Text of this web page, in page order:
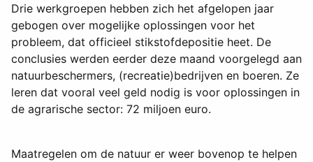
Drie werkgroepen hebben zich het afgelopen jaar
gebogen over mogelijke oplossingen voor het
probleem, dat officieel stikstofdepositie heet. De
conclusies werden eerder deze maand voorgelegd aan
natuurbeschermers, (recreatie)bedrijven en boeren. Ze
leren dat vooral veel geld nodig is voor oplossingen in
de agrarische sector: 72 miljoen euro.
Maatregelen om de natuur er weer bovenop te helpen